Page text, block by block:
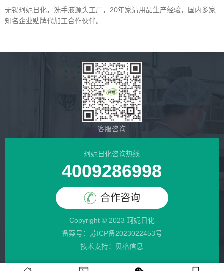
无锡珂妮日化，洗手液源头工厂，20年家清用品生产经验，国内多家
知名企业贴牌代加工合作伙伴。...
客服咨询
珂妮日化咨询热线
4009286998
合作咨询
Copyright © 2023 珂妮日化
备案号： 苏ICP备2023022453号
技术支持：贝格信息